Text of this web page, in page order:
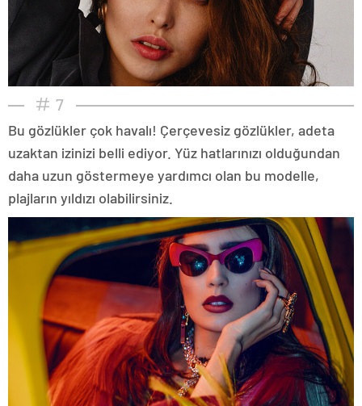
7
Bu gözlükler çok havalı! Çerçevesiz gözlükler, adeta
uzaktan izinizi belli ediyor. Yüz hatlarınızı olduğundan
daha uzun göstermeye yardımcı olan bu modelle,
plajların yıldızı olabilirsiniz.